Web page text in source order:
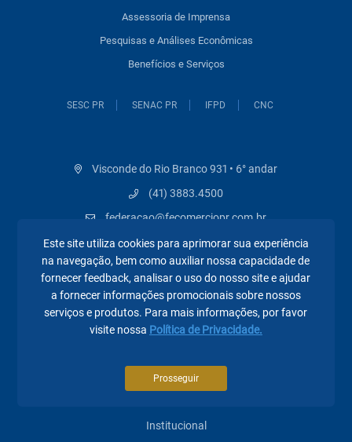
Assessoria de Imprensa
Pesquisas e Análises Econômicas
Benefícios e Serviços
SESC PR SENAC PR IFPD CNC
Visconde do Rio Branco 931 • 6° andar
(41) 3883.4500
federacao@fecomerciopr.com.br
Páginas mais visitadas
A Fecomércio PR
Institucional
Este site utiliza cookies para aprimorar sua experiência
na navegação, bem como auxiliar nossa capacidade de
fornecer feedback, analisar o uso do nosso site e ajudar
a fornecer informações promocionais sobre nossos
serviços e produtos. Para mais informações, por favor
visite nossa Política de Privacidade.
Prosseguir